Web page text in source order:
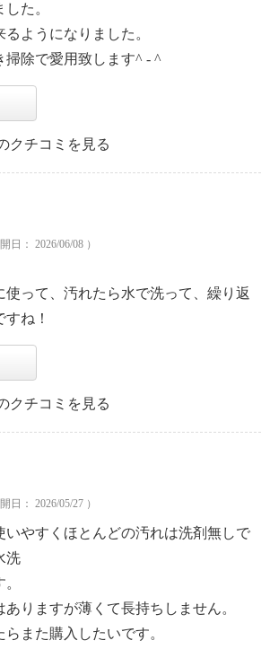
た。
ようになりました。
掃除で愛用致します^ - ^
クチコミを見る
日： 2026/06/08 ）
使って、汚れたら水で洗って、繰り返
ね！
クチコミを見る
日： 2026/05/27 ）
いやすくほとんどの汚れは洗剤無しで
洗
りますが薄くて長持ちしません。
また購入したいです。